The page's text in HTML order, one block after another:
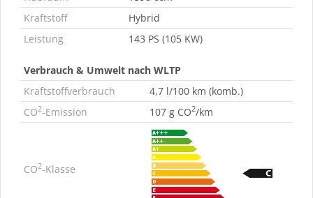
Kraftstoff
Hybrid
Leistung
143 PS (105 KW)
Verbrauch & Umwelt nach WLTP
Kraftstoffverbrauch
4,7 l/100 km (komb.)
CO2-Emission 107 g CO2/km
CO2-Klasse